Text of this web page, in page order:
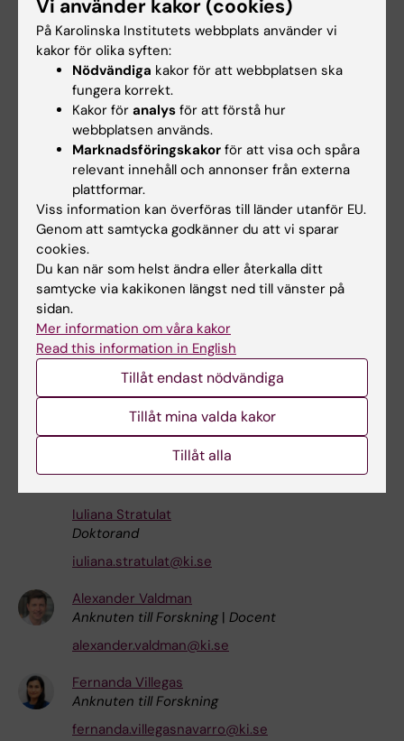
Jan Lindström
Anknuten till Forskning
jan.lindstrom@ki.se
Eva Onjukka
Anknuten till Forskning|Docent
eva.onjukka@ki.se
Ricardo Palanco Zamora
Doktorand
ricardo.palanco.zamora@ki.se
Linda Persson
Anknuten till Forskning
linda.persson@ki.se
Elia Rossi
Doktorand
elia.rossi@ki.se
Anknuten till Forskning
filippo.schiavo@ki.se
Iuliana Stratulat
Doktorand
iuliana.stratulat@ki.se
Alexander Valdman
Anknuten till Forskning | Docent
alexander.valdman@ki.se
Fernanda Villegas
Anknuten till Forskning
fernanda.villegasnavarro@ki.se
Vi använder kakor (cookies)
På Karolinska Institutets webbplats använder vi
kakor för olika syften:
Nödvändiga kakor för att webbplatsen ska
fungera korrekt.
Kakor för analys för att förstå hur
webbplatsen används.
Marknadsföringskakor för att visa och spåra
relevant innehåll och annonser från externa
plattformar.
Viss information kan överföras till länder utanför EU.
Genom att samtycka godkänner du att vi sparar
cookies.
Du kan när som helst ändra eller återkalla ditt
samtycke via kakikonen längst ned till vänster på
sidan.
Mer information om våra kakor
Read this information in English
Tillåt endast nödvändiga
Tillåt mina valda kakor
Tillåt alla